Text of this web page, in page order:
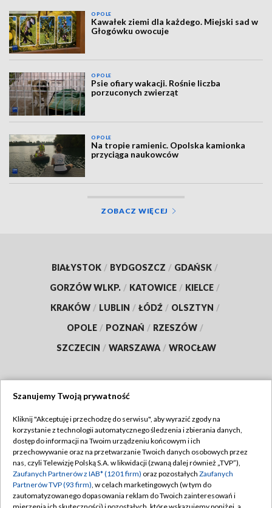
OPOLE
Kawałek ziemi dla każdego. Miejski sad w
Głogówku owocuje
OPOLE
Psie ofiary wakacji. Rośnie liczba
porzuconych zwierząt
OPOLE
Na tropie ramienic. Opolska kamionka
przyciąga naukowców
ZOBACZ WIĘCEJ
BIAŁYSTOK / BYDGOSZCZ / GDAŃSK /
GORZÓW WLKP. / KATOWICE / KIELCE /
KRAKÓW / LUBLIN / ŁÓDŹ / OLSZTYN /
OPOLE / POZNAŃ / RZESZÓW /
SZCZECIN / WARSZAWA / WROCŁAW
TVP
Abonament TVP
Emisja w TVP
Centrum informacji TVP
Regulamin TVP
Polityka prywatności
Moje zgody
Szanujemy Twoją prywatność
Kliknij "Akceptuję i przechodzę do serwisu", aby wyrazić zgody na
korzystanie z technologii automatycznego śledzenia i zbierania danych,
dostęp do informacji na Twoim urządzeniu końcowym i ich
przechowywanie oraz na przetwarzanie Twoich danych osobowych przez
nas, czyli Telewizję Polską S.A. w likwidacji (zwaną dalej również „TVP”),
Zaufanych Partnerów z IAB* (1201 firm) oraz pozostałych Zaufanych
Partnerów TVP (93 firm), w celach marketingowych (w tym do
zautomatyzowanego dopasowania reklam do Twoich zainteresowań i